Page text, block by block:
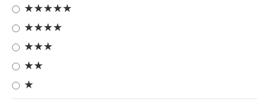
★★★★★
★★★★
★★★
★★
★